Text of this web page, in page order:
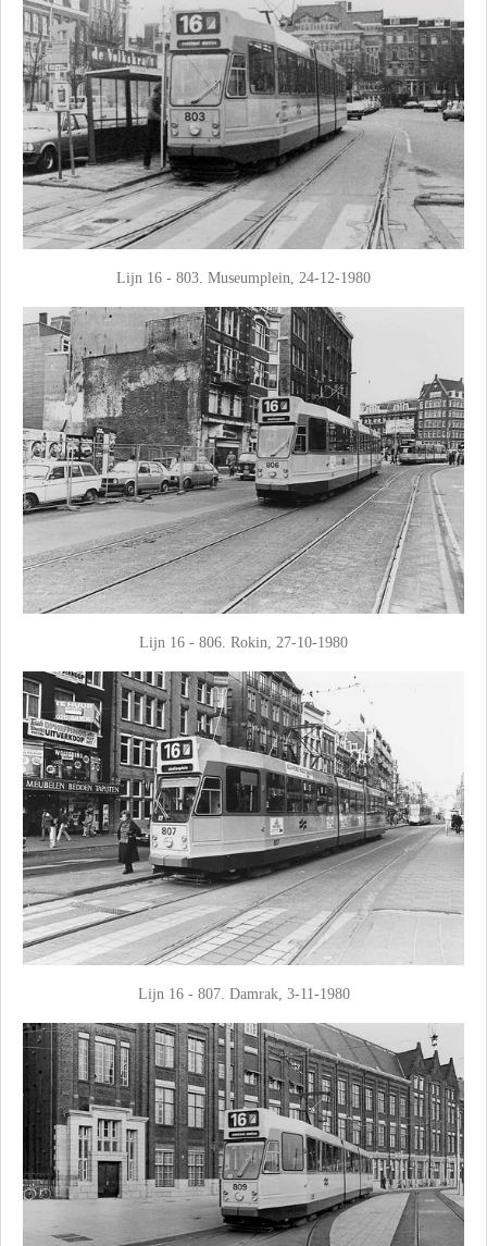
Lijn 16 - 803. Museumplein, 24-12-1980
Lijn 16 - 806. Rokin, 27-10-1980
Lijn 16 - 807. Damrak, 3-11-1980